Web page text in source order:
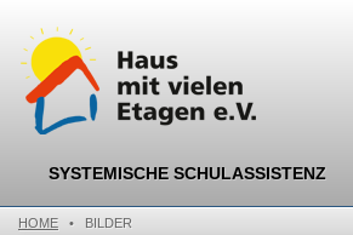
SYSTEMISCHE SCHULASSISTENZ
HOME • BILDER